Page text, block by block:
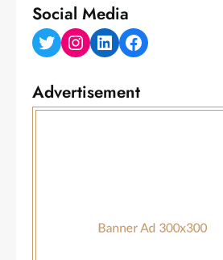
Social Media
Twitter Instagram LinkedIn Facebook
Advertisement